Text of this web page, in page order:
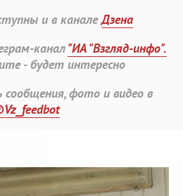
и в каналеДзена
канал"ИА "Взгляд-инфо".
- будет интересно
фото и видео в